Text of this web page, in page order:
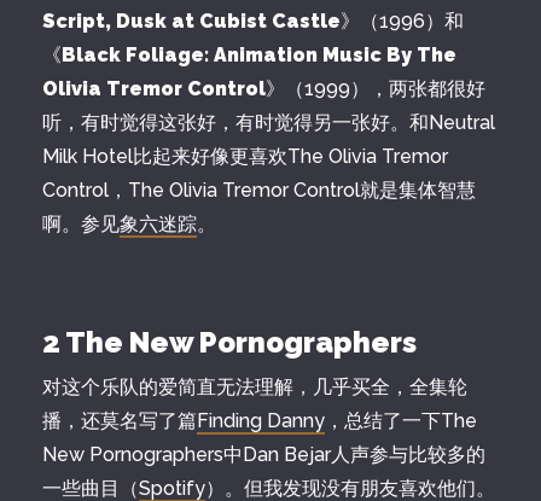
Script, Dusk at Cubist Castle》（1996）和
《Black Foliage: Animation Music By The
Olivia Tremor Control》（1999），两张都很好
听，有时觉得这张好，有时觉得另一张好。和Neutral
Milk Hotel比起来好像更喜欢The Olivia Tremor
Control，The Olivia Tremor Control就是集体智慧
啊。参见象六迷踪。
2 The New Pornographers
对这个乐队的爱简直无法理解，几乎买全，全集轮
播，还莫名写了篇Finding Danny ，总结了一下The
New Pornographers中Dan Bejar人声参与比较多的
一些曲目（Spotify）。但我发现没有朋友喜欢他们。